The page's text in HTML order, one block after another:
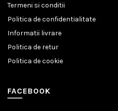
Termeni si conditii
Politica de confidentialitate
Informatii livrare
Politica de retur
Politica de cookie
FACEBOOK